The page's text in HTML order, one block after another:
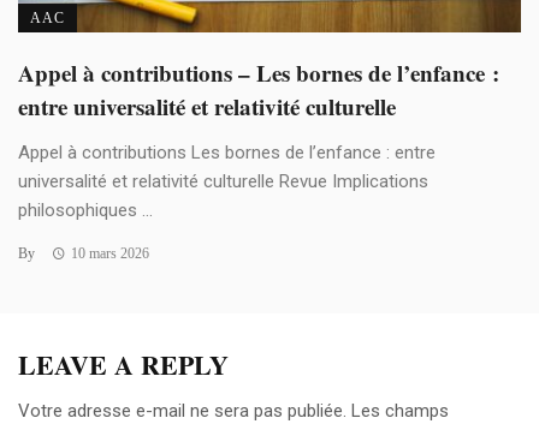
AAC
Appel à contributions – Les bornes de l’enfance :
entre universalité et relativité culturelle
Appel à contributions Les bornes de l’enfance : entre
universalité et relativité culturelle Revue Implications
philosophiques ...
By 10 mars 2026
LEAVE A REPLY
Votre adresse e-mail ne sera pas publiée. Les champs